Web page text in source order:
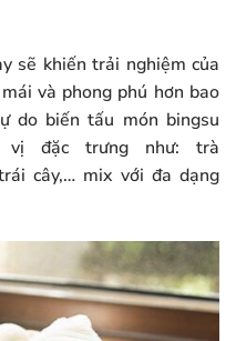
sẽ khiến trải nghiệm của
và phong phú hơn bao
do biến tấu món bingsu
vị đặc trưng như: trà
cây,… mix với đa dạng